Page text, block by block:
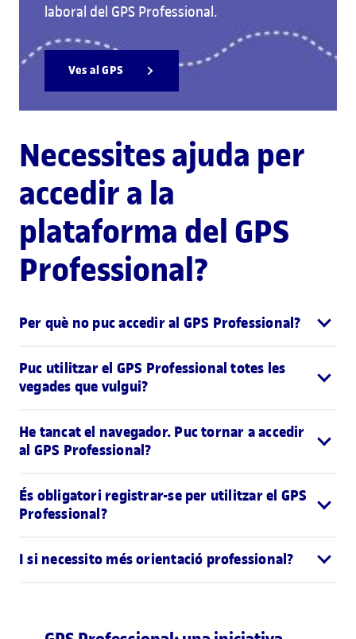
laboral del GPS Professional.
Ves al GPS
Necessites ajuda per
accedir a la
plataforma del GPS
Professional?
Per què no puc accedir al GPS Professional?
Puc utilitzar el GPS Professional totes les
vegades que vulgui?
He tancat el navegador. Puc tornar a accedir
al GPS Professional?
És obligatori registrar-se per utilitzar el GPS
Professional?
I si necessito més orientació professional?